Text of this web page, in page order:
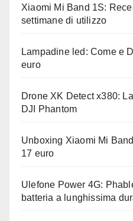
Xiaomi Mi Band 1S:
settimane di utilizzo
Lampadine led: Come e
euro
Drone XK Detect x380:
DJI Phantom
Unboxing Xiaomi Mi
17 euro
Ulefone Power 4G:
batteria a lunghissima